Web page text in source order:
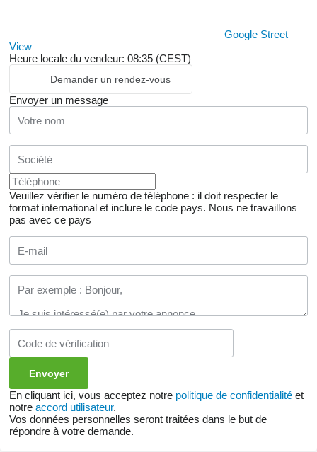
Google Street
View
Heure locale du vendeur: 08:35 (CEST)
Demander un rendez-vous
Envoyer un message
Veuillez vérifier le numéro de téléphone : il doit respecter le
format international et inclure le code pays. Nous ne travaillons
pas avec ce pays
En cliquant ici, vous acceptez notre politique de confidentialité et
notre accord utilisateur.
Vos données personnelles seront traitées dans le but de
répondre à votre demande.